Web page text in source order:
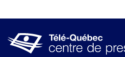
au
principal